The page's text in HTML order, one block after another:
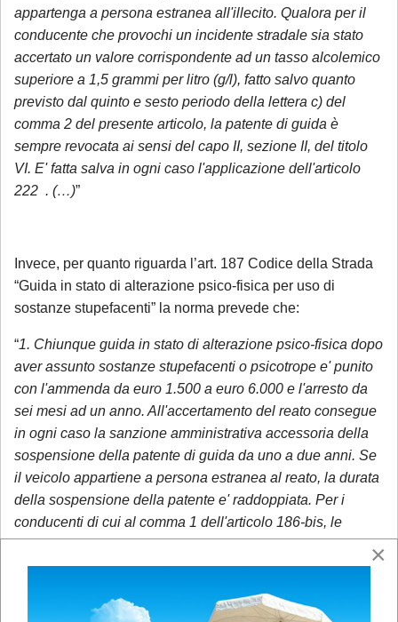
appartenga a persona estranea all'illecito. Qualora per il
conducente che provochi un incidente stradale sia stato
accertato un valore corrispondente ad un tasso alcolemico
superiore a 1,5 grammi per litro (g/l), fatto salvo quanto
previsto dal quinto e sesto periodo della lettera c) del
comma 2 del presente articolo, la patente di guida è
sempre revocata ai sensi del capo II, sezione II, del titolo
VI. E' fatta salva in ogni caso l'applicazione dell'articolo
222 . (…)”
Invece, per quanto riguarda l’art. 187 Codice della Strada
“Guida in stato di alterazione psico-fisica per uso di
sostanze stupefacenti” la norma prevede che:
“1. Chiunque guida in stato di alterazione psico-fisica dopo
aver assunto sostanze stupefacenti o psicotrope e' punito
con l'ammenda da euro 1.500 a euro 6.000 e l'arresto da
sei mesi ad un anno. All'accertamento del reato consegue
in ogni caso la sanzione amministrativa accessoria della
sospensione della patente di guida da uno a due anni. Se
il veicolo appartiene a persona estranea al reato, la durata
della sospensione della patente e' raddoppiata. Per i
conducenti di cui al comma 1 dell'articolo 186-bis, le
sanzioni di cui al primo e al secondo periodo del presente
comma sono aumentate da un terzo alla meta'. Si
bis. La patente di guida e' sempre revocata, ai sensi del
×